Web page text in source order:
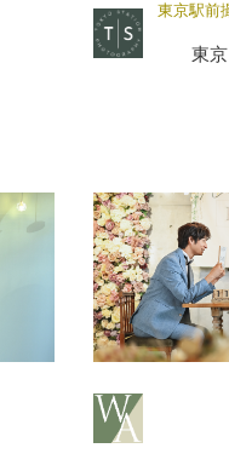
東京駅前
東